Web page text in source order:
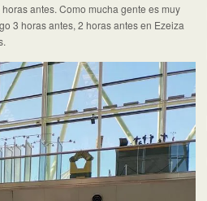
antes. Como mucha gente es muy
3 horas antes, 2 horas antes en Ezeiza